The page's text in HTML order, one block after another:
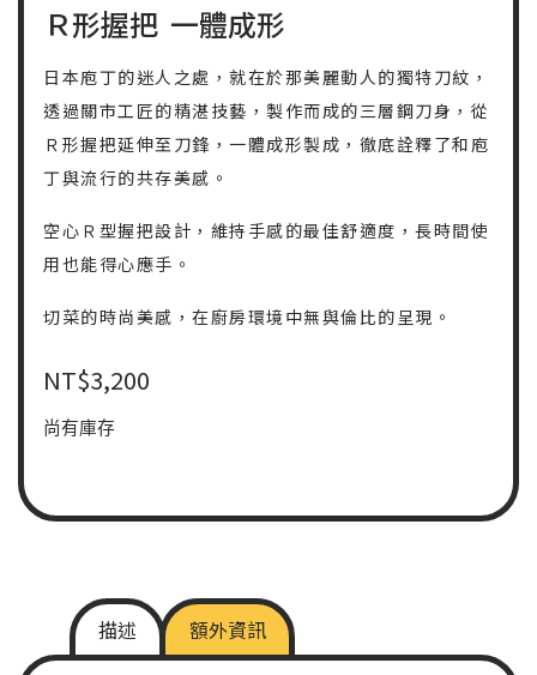
Ｒ形握把 一體成形
日本庖丁的迷人之處，就在於那美麗動人的獨特刀紋，
透過關市工匠的精湛技藝，製作而成的三層鋼刀身，從
Ｒ形握把延伸至刀鋒，一體成形製成，徹底詮釋了和庖
丁與流行的共存美感。
空心Ｒ型握把設計，維持手感的最佳舒適度，長時間使
用也能得心應手。
切菜的時尚美感，在廚房環境中無與倫比的呈現。
NT$3,200
尚有庫存
描述 額外資訊